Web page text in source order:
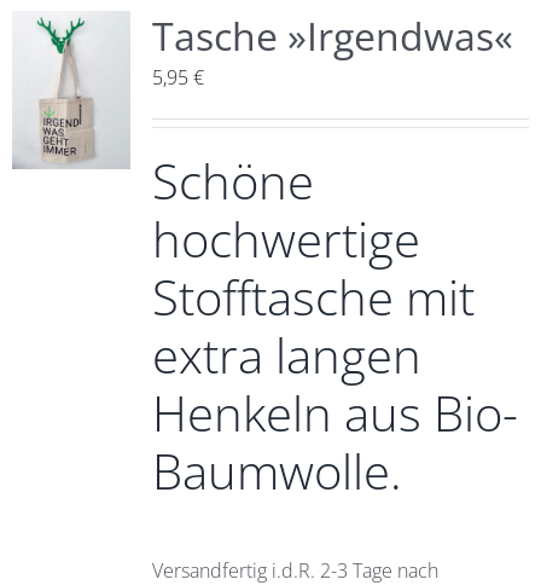
Tasche »Irgendwas«
5,95€
Schöne
hochwertige
Stofftasche mit
extra langen
Henkeln aus Bio-
Baumwolle.
Versandfertig i.d.R. 2-3 Tage nach